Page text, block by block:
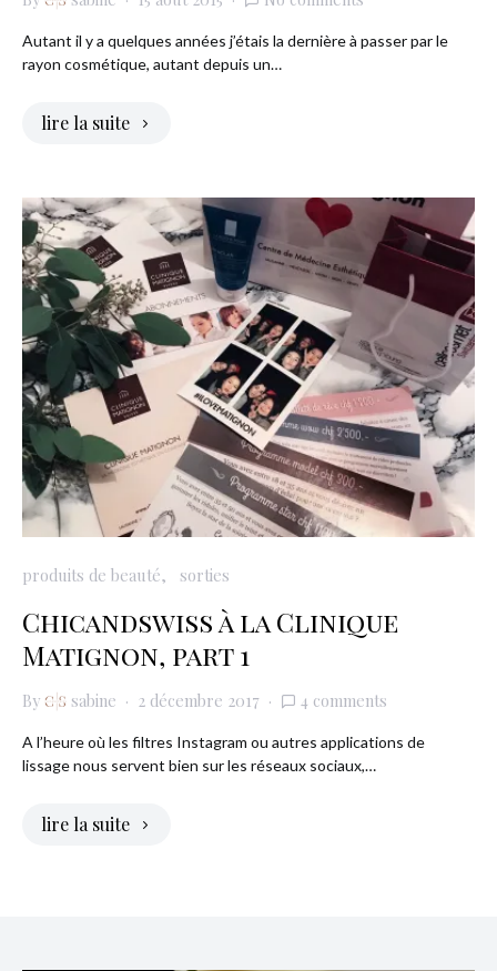
Autant il y a quelques années j’étais la dernière à passer par le
rayon cosmétique, autant depuis un…
lire la suite
produits de beauté sorties
Chicandswiss à la Clinique
Matignon, part 1
By sabine 2 décembre 2017 4 comments
A l’heure où les filtres Instagram ou autres applications de
lissage nous servent bien sur les réseaux sociaux,…
lire la suite